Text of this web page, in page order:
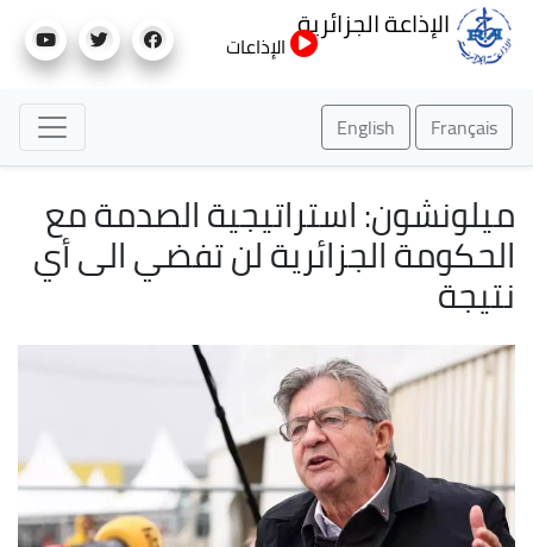
إلى
الإذاعة الجزائرية
الإذاعات
Français
English
ميلونشون: استراتيجية الصدمة مع
الحكومة الجزائرية لن تفضي الى أي
نتيجة